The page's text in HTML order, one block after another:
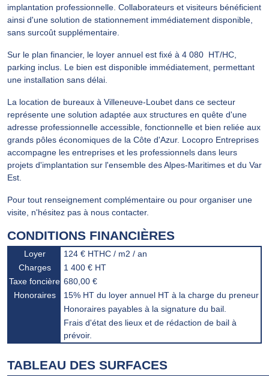
implantation professionnelle. Collaborateurs et visiteurs bénéficient
ainsi d'une solution de stationnement immédiatement disponible,
sans surcoût supplémentaire.
Sur le plan financier, le loyer annuel est fixé à 4 080  HT/HC,
parking inclus. Le bien est disponible immédiatement, permettant
une installation sans délai.
La location de bureaux à Villeneuve-Loubet dans ce secteur
représente une solution adaptée aux structures en quête d'une
adresse professionnelle accessible, fonctionnelle et bien reliée aux
grands pôles économiques de la Côte d'Azur. Locopro Entreprises
accompagne les entreprises et les professionnels dans leurs
projets d'implantation sur l'ensemble des Alpes-Maritimes et du Var
Est.
Pour tout renseignement complémentaire ou pour organiser une
visite, n'hésitez pas à nous contacter.
CONDITIONS FINANCIÈRES
Loyer
124 € HTHC / m2 / an
Charges
1 400 € HT
Taxe foncière 680,00 €
Honoraires
15% HT du loyer annuel HT à la charge du preneur
Honoraires payables à la signature du bail.
Frais d'état des lieux et de rédaction de bail à
prévoir.
TABLEAU DES SURFACES